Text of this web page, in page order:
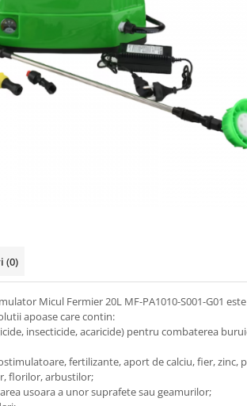
(0)
Micul Fermier 20L MF-PA1010-S001-G01
apoase care contin:
insecticide, acaricide) pentru combaterea
fertilizante, aport de calciu, fier, zinc,
florilor, arbustilor;
usoara a unor suprafete sau geamurilor;